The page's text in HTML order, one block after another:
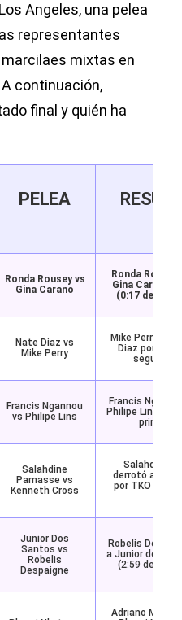
Angeles, una pelea
representantes
mixtas en
continuación,
final y quién ha
PELEA
Ronda Rousey vs
Gina Carano
Ronda
Gina Carano
(0:17 del
Nate Diaz vs
Mike Perry
Mike Perry
Diaz por
segundo
Francis Ngannou
vs Philipe Lins
Francis
Philipe Lins por
primer
Salahdine
Parnasse vs
Kenneth Cross
Salahdine
derrotó a
por TKO (4:18
Junior Dos
Santos vs
Robelis
Despaigne
Robelis
a Junior dos
(2:59 del
Adriano